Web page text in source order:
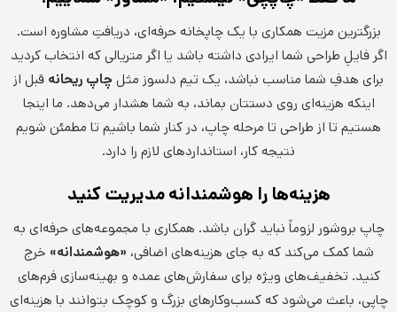
بزرگترین مزیت همکاری با یک چاپخانه حرفه‌ای، دریافتِ مشاوره است.
اگر فایلِ طراحی شما ایرادی داشته باشد یا اگر متریالی که انتخاب کردید
برای هدفِ شما مناسب نباشد، یک تیم دلسوز مثلچاپ ریحانه قبل از
اینکه هزینه‌ای روی دستتان بماند، به شما هشدار می‌دهد. ما اینجا
هستیم تا از طراحی تا مرحله چاپ، در کنار شما باشیم تا مطمئن شویم
نتیجه کار، استانداردهای لازم را دارد.
هزینه‌ها را هوشمندانه مدیریت کنید
چاپ بروشور لزوماً نباید گران باشد. همکاری با مجموعه‌های حرفه‌ای به
شما کمک می‌کند که به جای هزینه‌های اضافی، «هوشمندانه» خرج
کنید. تخفیف‌های ویژه برای سفارش‌های عمده و بهینه‌سازی فرم‌های
چاپی، باعث می‌شود که کسب‌وکارهای بزرگ و کوچک بتوانند با هزینه‌ای